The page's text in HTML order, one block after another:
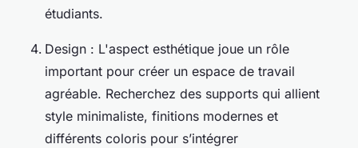
étudiants.
Design : L'aspect esthétique joue un rôle
important pour créer un espace de travail
agréable. Recherchez des supports qui allient
style minimaliste, finitions modernes et
différents coloris pour s’intégrer